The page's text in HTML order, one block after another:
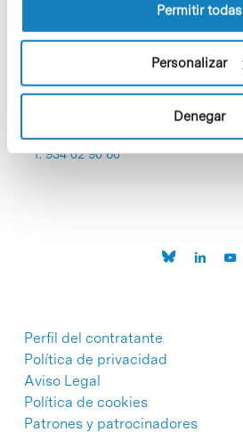
Permitir todas
Personalizar
Denegar
C/Baldiri Reixac, 4-12 i 15
08028 Barcelona
T. 934 02 90 60
Perfil del contratante
Política de privacidad
Aviso Legal
Política de cookies
Patrones y patrocinadores